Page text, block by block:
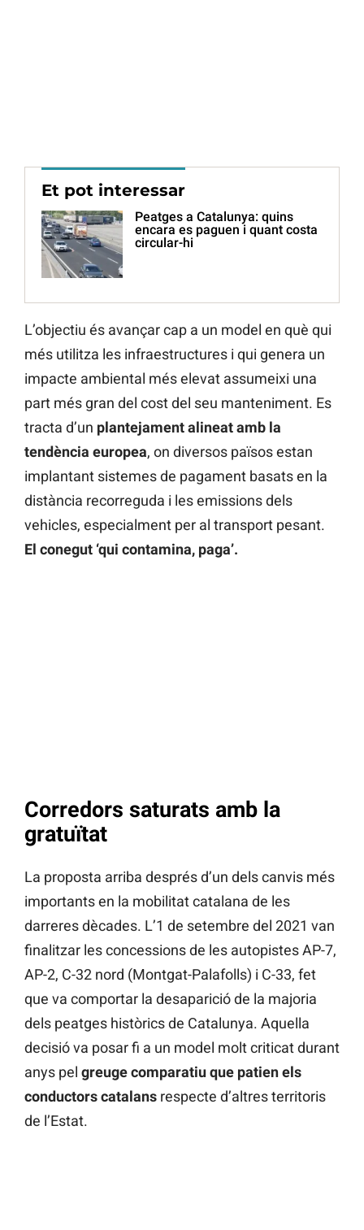
Et pot interessar
Peatges a Catalunya: quins
encara es paguen i quant costa
circular-hi
L’objectiu és avançar cap a un model en què qui
més utilitza les infraestructures i qui genera un
impacte ambiental més elevat assumeixi una
part més gran del cost del seu manteniment. Es
tracta d’un plantejament alineat amb la
tendència europea, on diversos països estan
implantant sistemes de pagament basats en la
distància recorreguda i les emissions dels
vehicles, especialment per al transport pesant.
El conegut ‘qui contamina, paga’.
Corredors saturats amb la
gratuïtat
La proposta arriba després d’un dels canvis més
importants en la mobilitat catalana de les
darreres dècades. L’1 de setembre del 2021 van
finalitzar les concessions de les autopistes AP-7,
AP-2, C-32 nord (Montgat-Palafolls) i C-33, fet
que va comportar la desaparició de la majoria
dels peatges històrics de Catalunya. Aquella
decisió va posar fi a un model molt criticat durant
anys pel greuge comparatiu que patien els
conductors catalans respecte d’altres territoris
de l’Estat.